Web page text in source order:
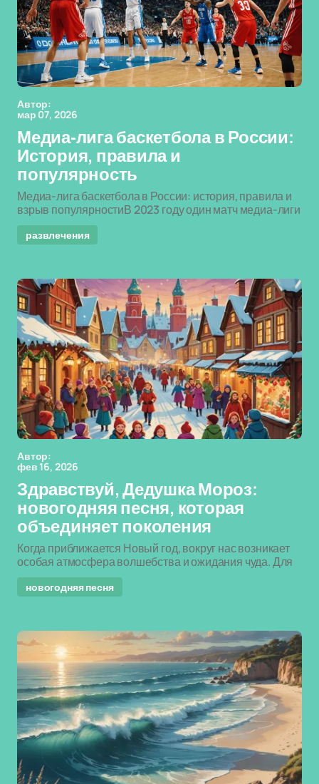
Автор:
мар 07, 2026
Медиа-лига баскетбола в России:
История, правила и
популярность
Медиа-лига баскетбола в России: история, правила и
взрыв популярностиВ 2023 году один матч медиа-лиги
развлечения
Автор:
фев 16, 2026
Здравствуй, Дедушка Мороз:
новогодняя песня, которая
объединяет поколения
Когда приближается Новый год, вокруг нас возникает
особая атмосфера волшебства и ожидания чуда. Для
новогодняя песня